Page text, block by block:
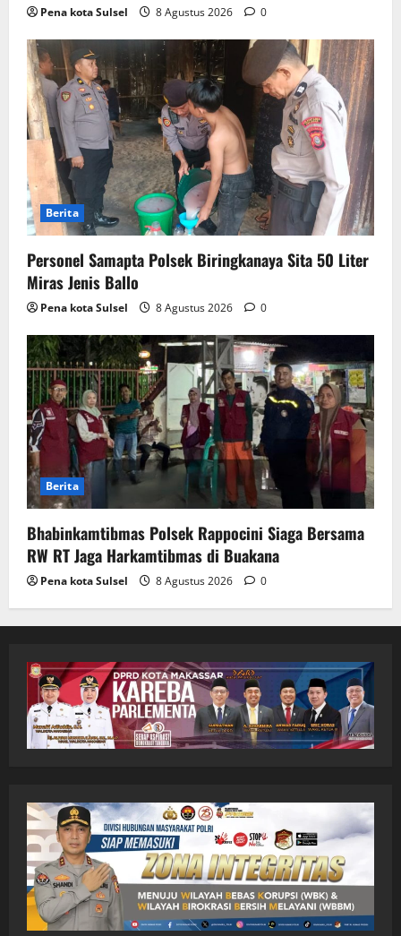
Pena kota Sulsel 8 Agustus 2026 0
Berita
Personel Samapta Polsek Biringkanaya Sita 50 Liter
Miras Jenis Ballo
Pena kota Sulsel 8 Agustus 2026 0
Berita
Bhabinkamtibmas Polsek Rappocini Siaga Bersama
RW RT Jaga Harkamtibmas di Buakana
Pena kota Sulsel 8 Agustus 2026 0